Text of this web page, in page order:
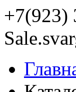
+7(923)